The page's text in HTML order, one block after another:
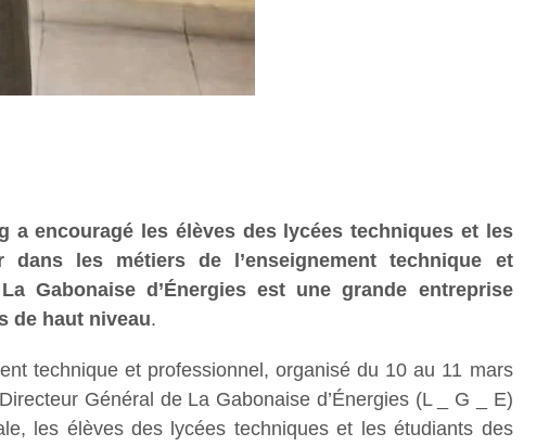
a encouragé les élèves des lycées techniques et les
dans les métiers de l’enseignement technique et
Gabonaise d’Énergies est une grande entreprise
de haut niveau.
technique et professionnel, organisé du 10 au 11 mars
Général de La Gabonaise d’Énergies (L _ G _ E)
les élèves des lycées techniques et les étudiants des